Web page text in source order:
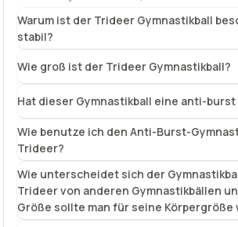
Warum ist der Trideer Gymnastikball
stabil?
Wie groß ist der Trideer Gymnastikball?
Hat dieser Gymnastikball eine anti-burst
Wie benutze ich den Anti-Burst-
Trideer?
Wie unterscheidet sich der
Trideer von anderen Gymnastikbällen
Größe sollte man für seine Körpergröße